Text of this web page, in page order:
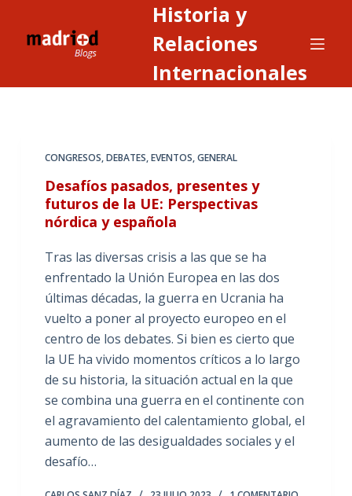
Historia y
Relaciones
Internacionales
CONGRESOS,DEBATES,EVENTOS,GENERAL
Desafíos pasados, presentes y
futuros de la UE: Perspectivas
nórdica y española
Tras las diversas crisis a las que se ha
enfrentado la Unión Europea en las dos
últimas décadas, la guerra en Ucrania ha
vuelto a poner al proyecto europeo en el
centro de los debates. Si bien es cierto que
la UE ha vivido momentos críticos a lo largo
de su historia, la situación actual en la que
se combina una guerra en el continente con
el agravamiento del calentamiento global, el
aumento de las desigualdades sociales y el
desafío…